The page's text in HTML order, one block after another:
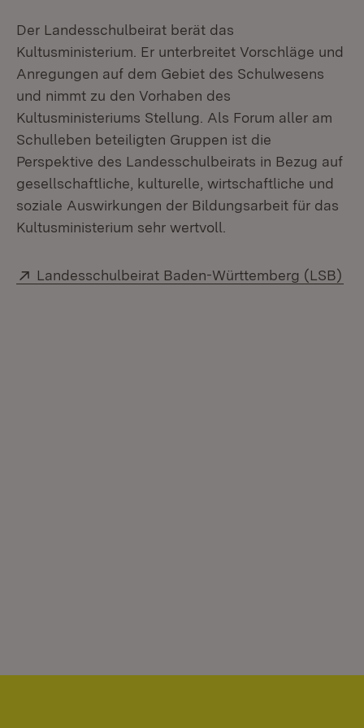
Der Landesschulbeirat berät das
Kultusministerium. Er unterbreitet Vorschläge und
Anregungen auf dem Gebiet des Schulwesens
und nimmt zu den Vorhaben des
Kultusministeriums Stellung. Als Forum aller am
Schulleben beteiligten Gruppen ist die
Perspektive des Landesschulbeirats in Bezug auf
gesellschaftliche, kulturelle, wirtschaftliche und
soziale Auswirkungen der Bildungsarbeit für das
Kultusministerium sehr wertvoll.
Extern:
Landesschulbeirat Baden-Württemberg (LSB)